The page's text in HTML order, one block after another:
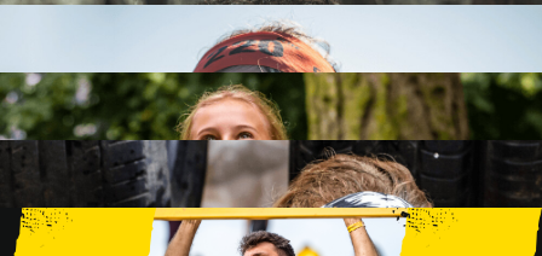
42 KM+
FAMILY
15 PRZESZKÓD
2 KM+
KIDS
15 PRZESZKÓD
1 KM+
TRENINGI